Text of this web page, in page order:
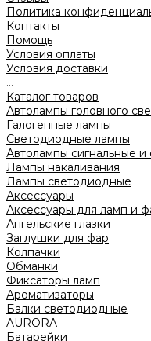
Политика
Контакты
Помощь
Условия оплаты
Условия доставки
...
Каталог товаров
Автолампы головного
Галогенные лампы
Светодиодные лампы
Автолампы сигнальные и
Лампы накаливания
Лампы светодиодные
Аксессуары
Аксессуары для ламп и
Ангельские глазки
Заглушки для фар
Колпачки
Обманки
Фиксаторы ламп
Ароматизаторы
Балки светодиодные
AURORA
Батарейки